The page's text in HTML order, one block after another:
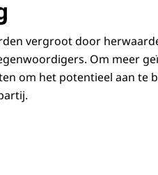
vergroot door
Om meer
om het potentieel aan te